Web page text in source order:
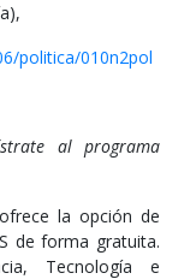
politica/010n2pol
al programa
la opción de
de forma gratuita.
Tecnología e